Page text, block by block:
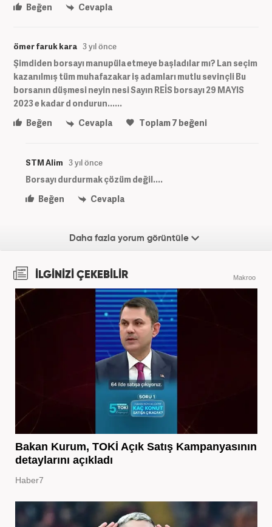
Beğen
Cevapla
ömer faruk kara 3 yıl önce
Şimdiden borsayı manupüla etmeye başladılar mı? Lan seçim
kazanılmış tüm muhafazakar iş adamları mutlu sevinçli Bu
borsanın düşmesi neyin nesi Sayın REİS borsayı 29 MAYIS
2023 e kadar d ondurun......
Beğen
Cevapla Toplam7 beğeni
STM Alim 3 yıl önce
Borsayı durdurmak çözüm değil....
Beğen
Cevapla
Daha fazla yorum görüntüle
İLGİNİZİ ÇEKEBİLİR Makroo
Bakan Kurum, TOKİ Açık Satış Kampanyasının
detaylarını açıkladı
Haber7